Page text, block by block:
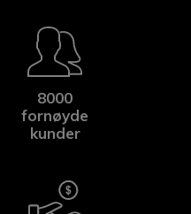
8000
fornøyde
kunder